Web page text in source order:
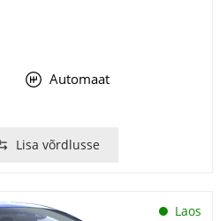
Automaat
Lisa võrdlusse
Laos